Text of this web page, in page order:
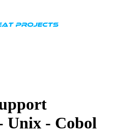
Unix - Cobol